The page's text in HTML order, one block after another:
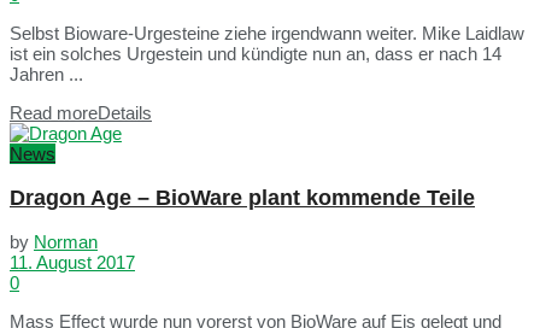
Selbst Bioware-Urgesteine ziehe irgendwann weiter. Mike Laidlaw
ist ein solches Urgestein und kündigte nun an, dass er nach 14
Jahren ...
Read moreDetails
News
Dragon Age – BioWare plant kommende Teile
by Norman
11. August 2017
0
Mass Effect wurde nun vorerst von BioWare auf Eis gelegt und